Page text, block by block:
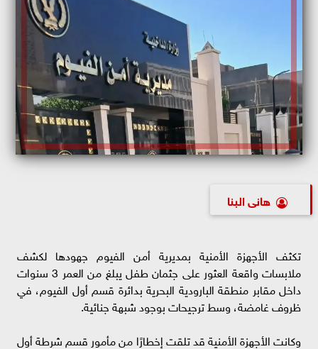
هانى البنا
تكثف الأجهزة الأمنية بمديرية أمن الفيوم جهودها لكشف
ملابسات واقعة العثور على جثمان طفل يبلغ من العمر 3 سنوات
داخل مقابر منطقة البارودية البحرية بدائرة قسم أول الفيوم، في
ظروف غامضة، وسط ترجيحات بوجود شبهة جنائية.
وكانت الأجهزة الأمنية قد تلقت إخطارًا من مأمور قسم شرطة أول